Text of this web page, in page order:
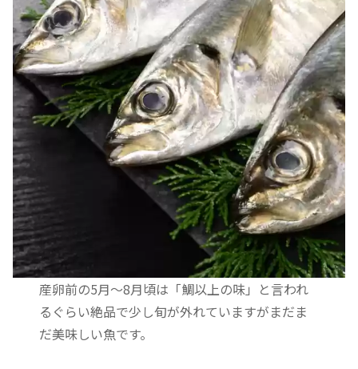
産卵前の5月～8月頃は「鯛以上の味」と言われ
るぐらい絶品で少し旬が外れていますがまだま
だ美味しい魚です。